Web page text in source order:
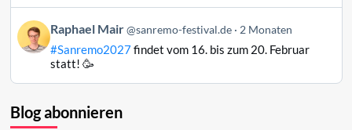
ansehen
Beitrag
von
Raphael
Bluesky
ansehen
Raphael Mair @sanremo-festival.de 2 Monaten
#Sanremo2027findet vom 16. bis zum 20. Februar
statt! 🥳
Blog abonnieren